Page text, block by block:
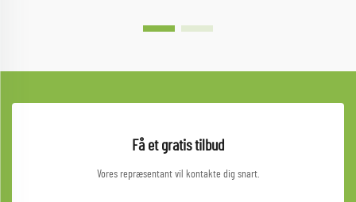
Få et gratis tilbud
Vores repræsentant vil kontakte dig snart.